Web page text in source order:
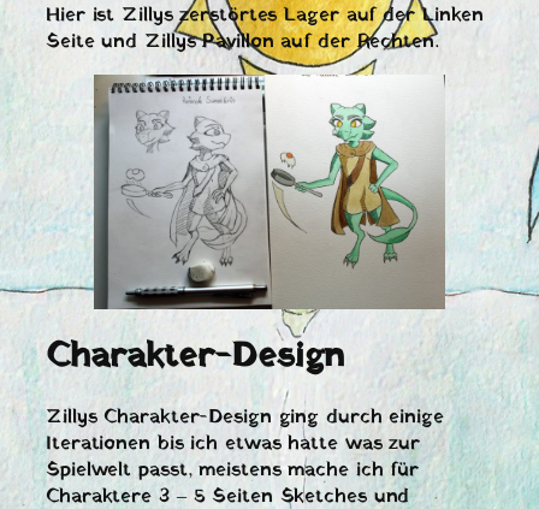
Hier ist Zillys zerstörtes Lager auf der Linken
Seite und Zillys Pavillon auf der Rechten.
Charakter-Design
Zillys Charakter-Design ging durch einige
Iterationen bis ich etwas hatte was zur
Spielwelt passt, meistens mache ich für
Charaktere 3 – 5 Seiten Sketches und